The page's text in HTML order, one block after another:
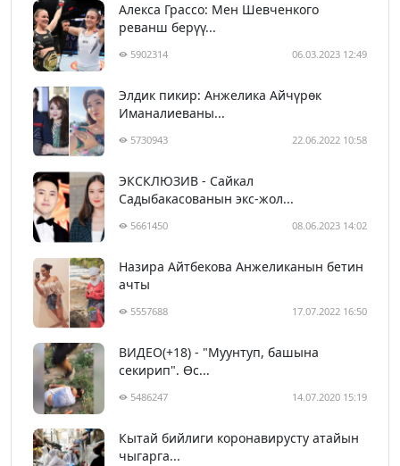
Алекса Грассо: Мен Шевченкого
реванш берүү...
5902314 06.03.2023 12:49
Элдик пикир: Анжелика Айчүрөк
Иманалиеваны...
5730943 22.06.2022 10:58
ЭКСКЛЮЗИВ - Сайкал
Садыбакасованын экс-жол...
5661450 08.06.2023 14:02
Назира Айтбекова Анжеликанын бетин
ачты
5557688 17.07.2022 16:50
ВИДЕО(+18) - "Муунтуп, башына
секирип". Өс...
5486247 14.07.2020 15:19
Кытай бийлиги коронавирусту атайын
чыгарга...